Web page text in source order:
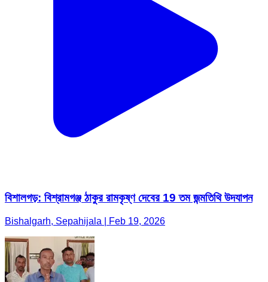
বিশালগড়: বিশ্রামগঞ্জ ঠাকুর রামকৃষ্ণ দেবের 19 তম জন্মতিথি উদযাপন
Bishalgarh, Sepahijala | Feb 19, 2026